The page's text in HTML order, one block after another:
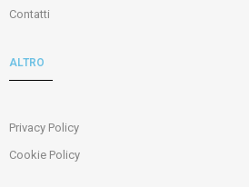
Contatti
ALTRO
Privacy Policy
Cookie Policy